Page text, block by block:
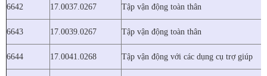
6642 17.0037.0267 Tập vận động toàn thân
6643 17.0039.0267 Tập vận động toàn thân
6644 17.0041.0268 Tập vận động với các dụng cụ trợ giúp